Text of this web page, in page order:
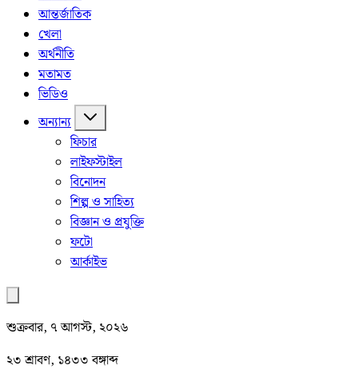
আন্তর্জাতিক
খেলা
অর্থনীতি
মতামত
ভিডিও
অন্যান্য
ফিচার
লাইফস্টাইল
বিনোদন
শিল্প ও সাহিত্য
বিজ্ঞান ও প্রযুক্তি
ফটো
আর্কাইভ
শুক্রবার, ৭ আগস্ট, ২০২৬
২৩ শ্রাবণ, ১৪৩৩ বঙ্গাব্দ